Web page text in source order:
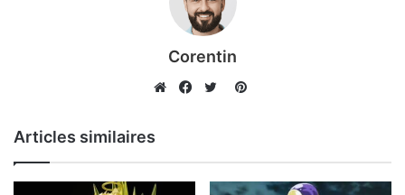
Corentin
Pinterest
Articles similaires